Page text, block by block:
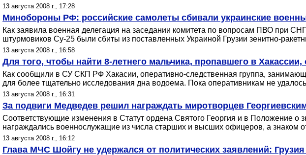
13 августа 2008 г., 17:28
Минобороны РФ: российские самолеты сбивали украинские
Как заявила военная делегация на заседании комитета по вопросам ПВО при
штурмовиков Су-25 были сбиты из поставленных Украиной Грузии зенитно-
13 августа 2008 г., 16:58
Для того, чтобы найти 8-летнего мальчика, пропавшего в
Как сообщили в СУ СКП РФ Хакасии, оперативно-следственная группа,
для более тщательно исследования дна водоема. Пока оперативникам не
13 августа 2008 г., 16:31
За подвиги Медведев решил награждать миротворцев
Соответствующие изменения в Статут ордена Святого Георгия и в Положение о
награждались военнослужащие из числа старших и высших офицеров, а знаком
13 августа 2008 г., 16:12
Глава МЧС Шойгу не удержался от политических заявлений: